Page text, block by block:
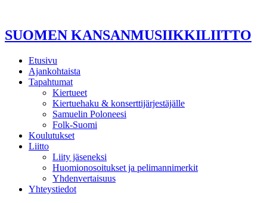
SUOMEN KANSANMUSIIKKILIITTO
Etusivu
Ajankohtaista
Tapahtumat
Kiertueet
Kiertuehaku & konserttijärjestäjälle
Samuelin Poloneesi
Folk-Suomi
Koulutukset
Liitto
Liity jäseneksi
Huomionosoitukset ja pelimannimerkit
Yhdenvertaisuus
Yhteystiedot